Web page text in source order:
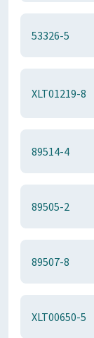
53326-5
XLT01219-8
89514-4
89505-2
89507-8
XLT00650-5